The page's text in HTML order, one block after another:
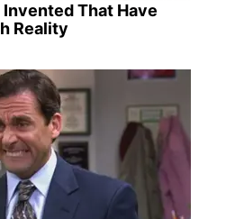
That Have
Reality